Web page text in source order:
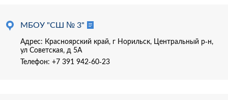
МБОУ "СШ № 3"
Адрес: Красноярский край, г Норильск, Центральный р-н,
ул Советская, д 5А
Телефон: +7 391 942-60-23